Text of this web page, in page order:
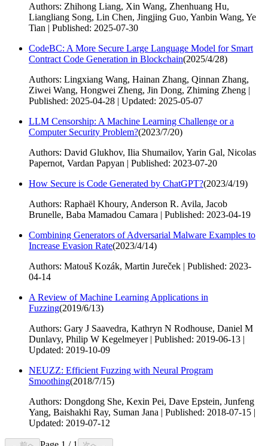
Authors: Zhihong Liang, Xin Wang, Zhenhuang Hu,
Liangliang Song, Lin Chen, Jingjing Guo, Yanbin Wang, Ye
Tian | Published: 2025-07-30
CodeBC: A More Secure Large Language Model for Smart
Contract Code Generation in Blockchain(2025/4/28)
Authors: Lingxiang Wang, Hainan Zhang, Qinnan Zhang,
Ziwei Wang, Hongwei Zheng, Jin Dong, Zhiming Zheng |
Published: 2025-04-28 | Updated: 2025-05-07
LLM Censorship: A Machine Learning Challenge or a
Computer Security Problem?(2023/7/20)
Authors: David Glukhov, Ilia Shumailov, Yarin Gal, Nicolas
Papernot, Vardan Papyan | Published: 2023-07-20
How Secure is Code Generated by ChatGPT?(2023/4/19)
Authors: Raphaël Khoury, Anderson R. Avila, Jacob
Brunelle, Baba Mamadou Camara | Published: 2023-04-19
Combining Generators of Adversarial Malware Examples to
Increase Evasion Rate(2023/4/14)
Authors: Matouš Kozák, Martin Jureček | Published: 2023-
04-14
A Review of Machine Learning Applications in
Fuzzing(2019/6/13)
Authors: Gary J Saavedra, Kathryn N Rodhouse, Daniel M
Dunlavy, Philip W Kegelmeyer | Published: 2019-06-13 |
Updated: 2019-10-09
NEUZZ: Efficient Fuzzing with Neural Program
Smoothing(2018/7/15)
Authors: Dongdong She, Kexin Pei, Dave Epstein, Junfeng
Yang, Baishakhi Ray, Suman Jana | Published: 2018-07-15 |
Updated: 2019-07-12